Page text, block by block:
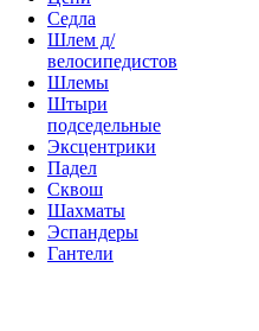
Седла
Шлем д/
велосипедистов
Шлемы
Штыри
подседельные
Эксцентрики
Падел
Сквош
Шахматы
Эспандеры
Гантели